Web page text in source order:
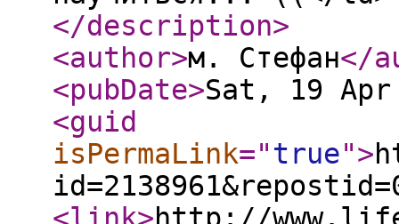
</description>
<author>м. Стефан</
<pubDate>Sat, 19 Apr
<guid
isPermaLink="true">